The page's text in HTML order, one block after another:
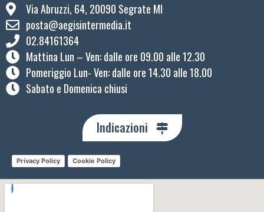
Via Abruzzi, 64, 20090 Segrate MI
posta@aegisintermedia.it
02.84161364
Mattina Lun – Ven: ​dalle ore 09.00 alle 12.30
Pomeriggio Lun- Ven: dalle ore 14.30 alle 18.00
Sabato e Domenica chiusi
Indicazioni
Privacy Policy Cookie Policy